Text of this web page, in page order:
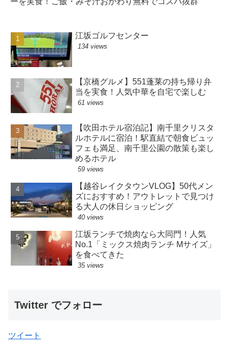
江坂ゴルフセンター
134 views
【京橋グルメ】551蓬莱の持ち帰り弁
当を実食！人気中華を自宅で楽しむ
61 views
【吹田ホテル宿泊記】南千里クリスタ
ルホテルに宿泊！駅直結で朝食ビュッ
フェも満足、南千里公園の散策も楽し
めるホテル
59 views
【越谷レイクタウンVLOG】50代メン
ズにおすすめ！アウトレットで見つけ
る大人の休日ショッピング
40 views
江坂ランチで焼肉なら大同門！人気
No.1「ミックス焼肉ランチ Mサイズ」
を食べてきた
35 views
Twitter でフォロー
ツイート